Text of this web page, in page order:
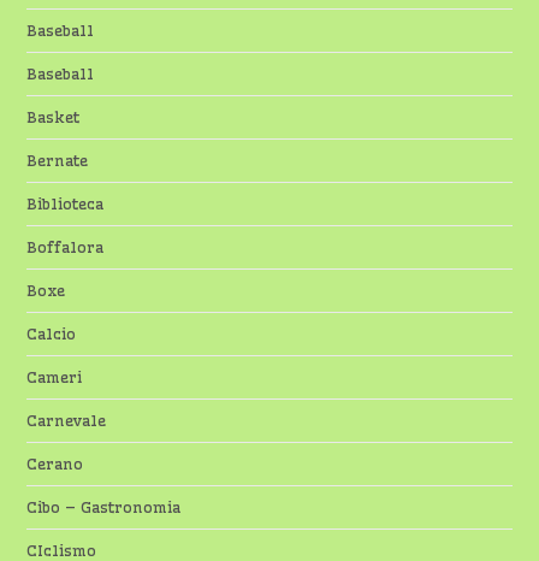
Baseball
Baseball
Basket
Bernate
Biblioteca
Boffalora
Boxe
Calcio
Cameri
Carnevale
Cerano
Cibo – Gastronomia
CIclismo